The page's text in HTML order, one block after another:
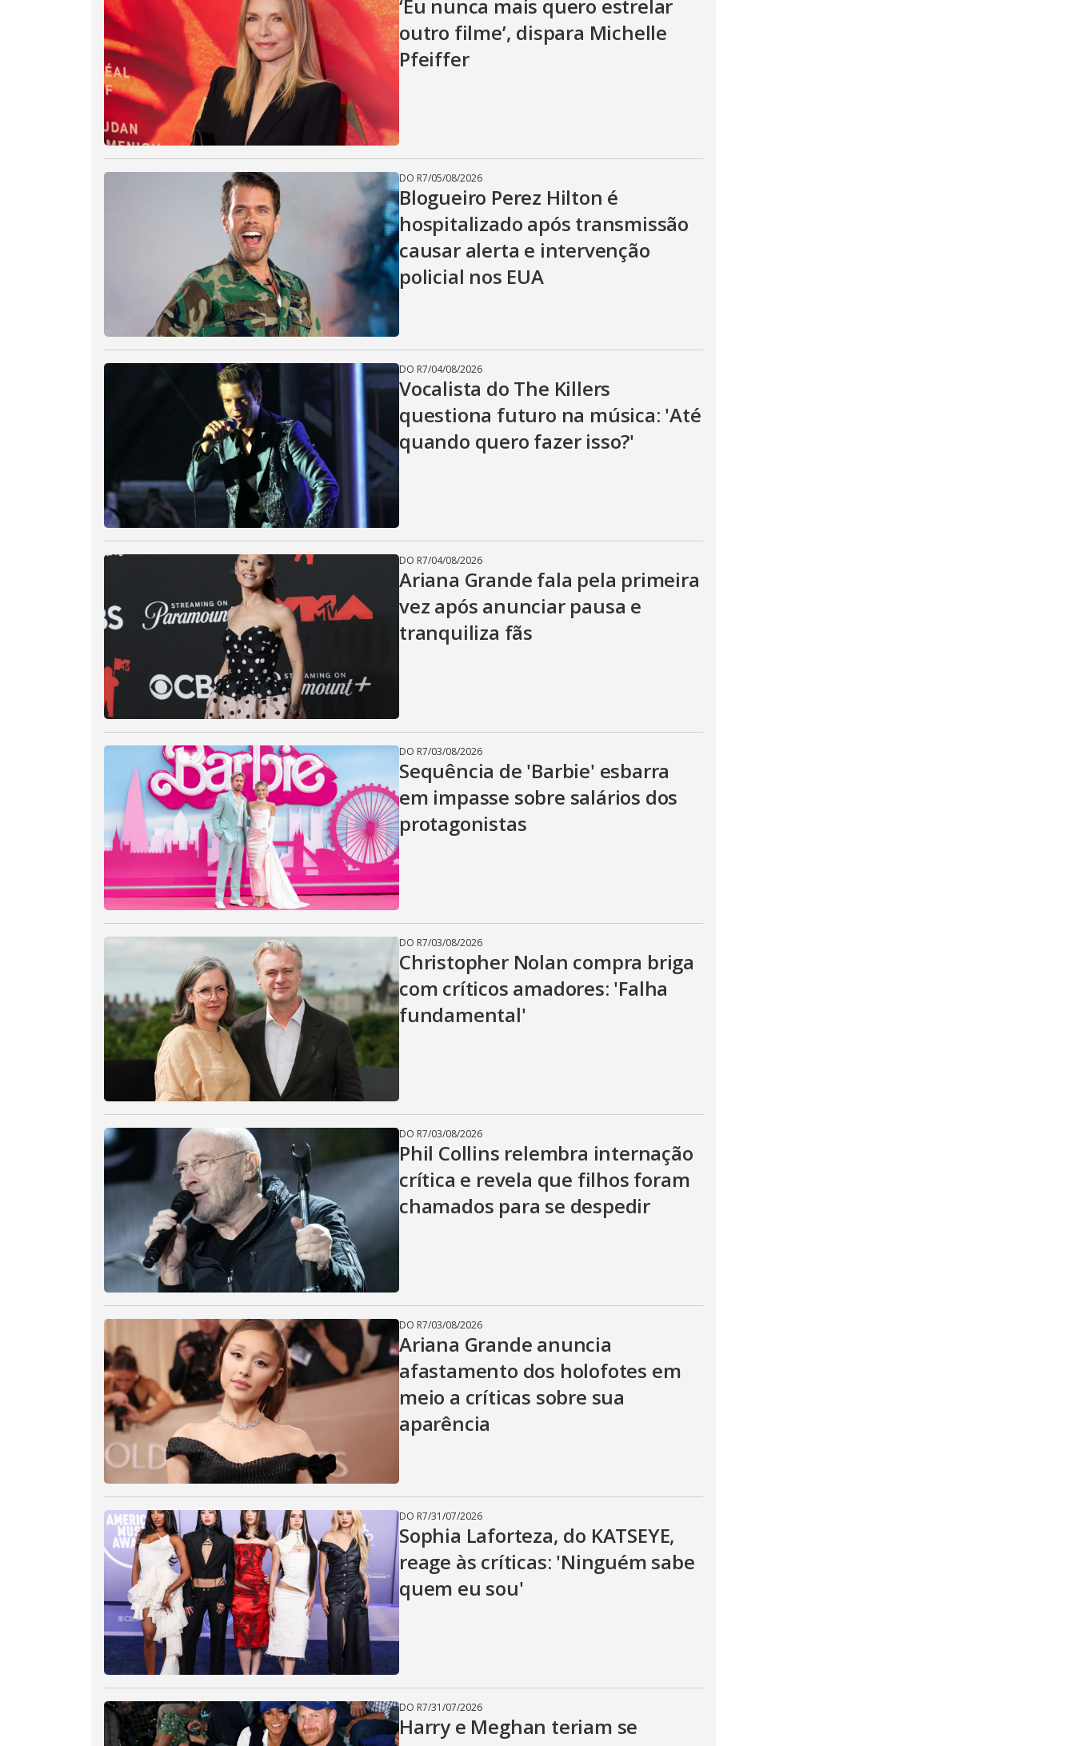
‘Eu nunca mais quero estrelar
outro filme’, dispara Michelle
Pfeiffer
DO R7/05/08/2026
Blogueiro Perez Hilton é
hospitalizado após transmissão
causar alerta e intervenção
policial nos EUA
DO R7/04/08/2026
Vocalista do The Killers
questiona futuro na música: 'Até
quando quero fazer isso?'
DO R7/04/08/2026
Ariana Grande fala pela primeira
vez após anunciar pausa e
tranquiliza fãs
DO R7/03/08/2026
Sequência de 'Barbie' esbarra
em impasse sobre salários dos
protagonistas
DO R7/03/08/2026
Christopher Nolan compra briga
com críticos amadores: 'Falha
fundamental'
DO R7/03/08/2026
Phil Collins relembra internação
crítica e revela que filhos foram
chamados para se despedir
DO R7/03/08/2026
Ariana Grande anuncia
afastamento dos holofotes em
meio a críticas sobre sua
aparência
DO R7/31/07/2026
Sophia Laforteza, do KATSEYE,
reage às críticas: 'Ninguém sabe
quem eu sou'
DO R7/31/07/2026
Harry e Meghan teriam se